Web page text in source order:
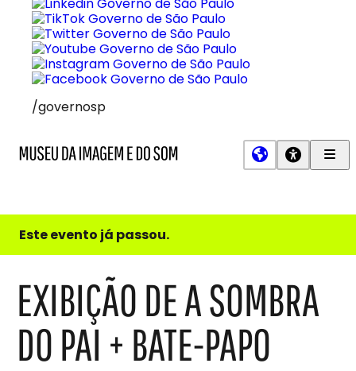
/governosp
e
do
Este evento já passou.
EXIBIÇÃO DE A SOMBRA
DO PAI + BATE-PAPO